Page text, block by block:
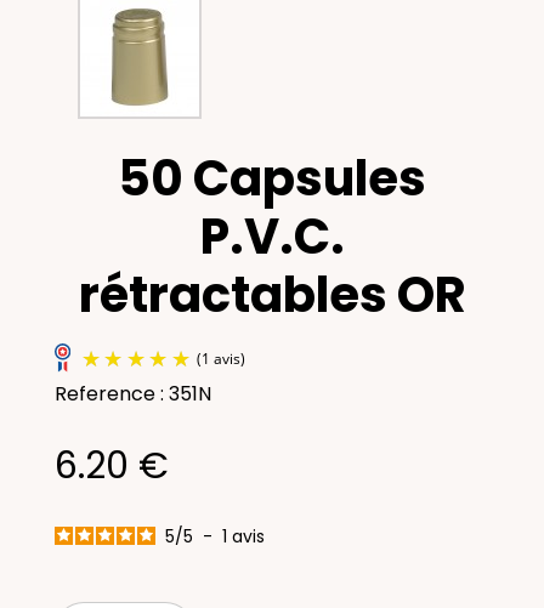
50 Capsules
P.V.C.
rétractables OR
Reference : 351N
6.20 €
5/5 - 1 avis